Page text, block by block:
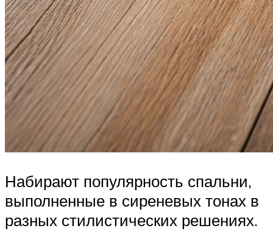
Набирают популярность спальни,
выполненные в сиреневых тонах в
разных стилистических решениях.